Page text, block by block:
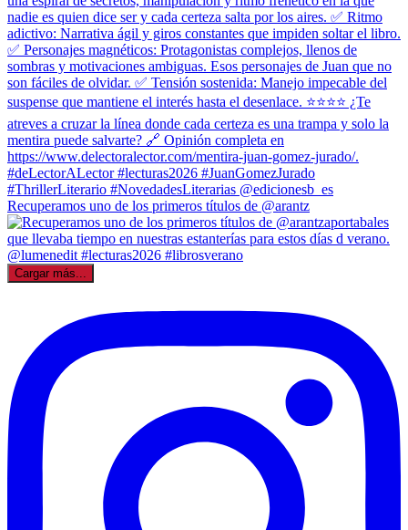
Recuperamos uno de los primeros títulos de @arantz
Cargar más...